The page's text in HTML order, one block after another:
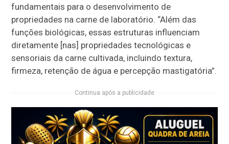
fundamentais para o desenvolvimento de
propriedades na carne de laboratório. “Além das
funções biológicas, essas estruturas influenciam
diretamente [nas] propriedades tecnológicas e
sensoriais da carne cultivada, incluindo textura,
firmeza, retenção de água e percepção mastigatória”.
Continua após a publicidade